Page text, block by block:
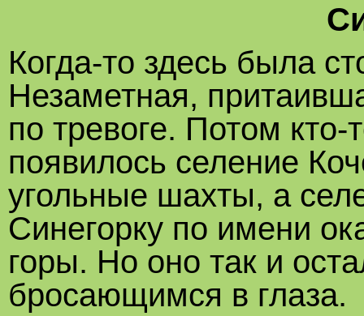
Когда-то здесь была
Незаметная,
по тревоге. Потом
появилось селение
угольные шахты, а
Синегорку по имени
горы. Но оно так и
бросающимся в глаза.